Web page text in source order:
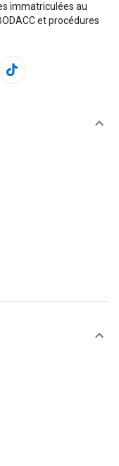
immatriculées au
et procédures